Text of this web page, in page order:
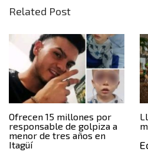
Related Post
Ofrecen 15 millones por
responsable de golpiza a
menor de tres años en
Itagüí